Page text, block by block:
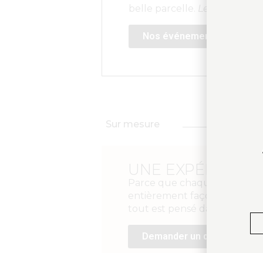
belle parcelle. Les places
Nos événements
Sur mesure
UNE
Parce que chaque moment
entièrement façonnée pour
tout est pensé dans les
Demander un devis